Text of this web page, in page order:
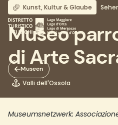
Direkt
zum
Inhalt
Museen
Kunst, Kultur & Glaube
Museo
di Arte
Valli dell'Ossola
Museumsnetzwerk: